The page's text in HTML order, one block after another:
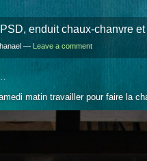
enduit chaux-chanvre
— Leave a comment
matin travailler pour faire la